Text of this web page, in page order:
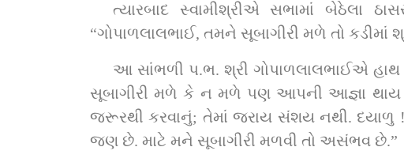
ત્યારબાદ સ્વામીશ્રીએ સભામાં બેઠેલા
“ગોપાળલાલભાઈ, તમને સૂબાગીરી મળે તો કડીમાં
આ સાંભળી પ.ભ. શ્રી ગોપાળલાલભાઈએ હાથ
સૂબાગીરી મળે કે ન મળે પણ આપની આજ્ઞા થાય
જરૂરથી કરવાનું; તેમાં જરાય સંશય નથી. દયાળુ
જણ છે. માટે મને સૂબાગીરી મળવી તો અસંભવ છે.”